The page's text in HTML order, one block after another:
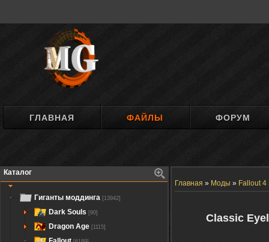
ГЛАВНАЯ ФАЙЛЫ ФОРУМ
Каталог
Гиганты моддинга [13942]
Dark Souls [90]
Dragon Age [1115]
Главная » Моды » Fallout 4
Classic